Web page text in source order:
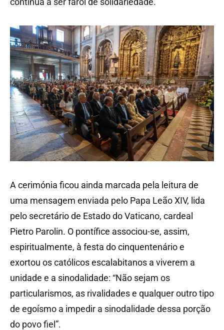
A cerimónia ficou ainda marcada pela leitura de
uma mensagem enviada pelo Papa Leão XIV, lida
pelo secretário de Estado do Vaticano, cardeal
Pietro Parolin. O pontífice associou-se, assim,
espiritualmente, à festa do cinquentenário e
exortou os católicos escalabitanos a viverem a
unidade e a sinodalidade: “Não sejam os
particularismos, as rivalidades e qualquer outro tipo
de egoísmo a impedir a sinodalidade dessa porção
do povo fiel”.